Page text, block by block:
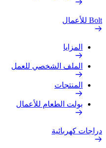
Bolt للأعمال
المزايا
الملف الشخصي للعمل
المنتجات
بولت الطعام للأعمال
دراجات كهربائية